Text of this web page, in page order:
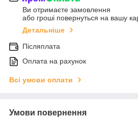
Ви отримаєте замовлення
або гроші повернуться на вашу
Детальніше
Післяплата
Оплата на рахунок
Всі умови оплати
Умови повернення